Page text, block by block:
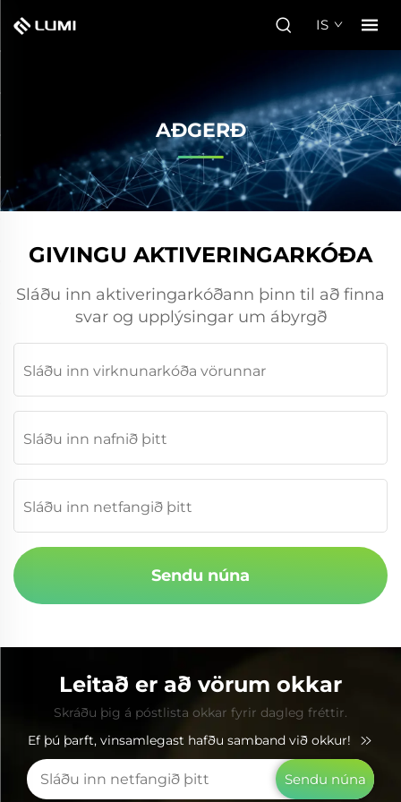
IS
AÐGERÐ
GIVINGU AKTIVERINGARKÓÐA
Sláðu inn aktiveringarkóðann þinn til að finna
svar og upplýsingar um ábyrgð
Sendu núna
Leitað er að vörum okkar
Skráðu þig á póstlista okkar fyrir dagleg fréttir.
Ef þú þarft, vinsamlegast hafðu samband við okkur!
Sendu núna